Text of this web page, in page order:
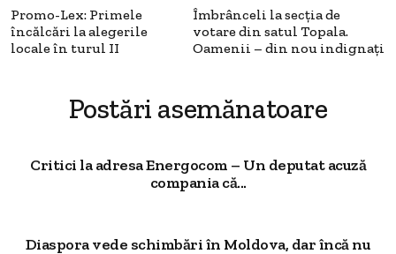
Promo-Lex: Primele
încălcări la alegerile
locale în turul II
Îmbrânceli la secția de
votare din satul Topala.
Oamenii – din nou indignați
Postări asemănatoare
Critici la adresa Energocom – Un deputat acuză
compania că...
Diaspora vede schimbări în Moldova, dar încă nu